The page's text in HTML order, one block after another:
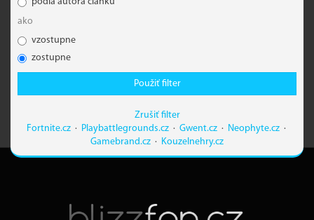
ako
vzostupne
zostupne
Použiť filter
Zrušiť filter
Fortnite.cz· Playbattlegrounds.cz· Gwent.cz· Neophyte.cz·
Gamebrand.cz · Kouzelnehry.cz